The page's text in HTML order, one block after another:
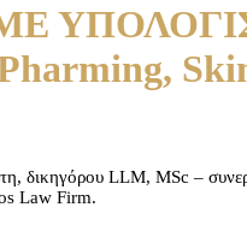
δικηγόρου LLM, MSc –
Law Firm.